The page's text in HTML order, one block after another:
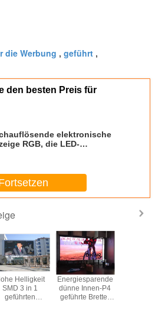
die Werbung , geführt ,
den besten Preis für
elektronische
RGB, die LED-
Helligkeit
SMD 3 in 1
geführten
Energiesparende
dünne Innen-P4
geführte Bretter